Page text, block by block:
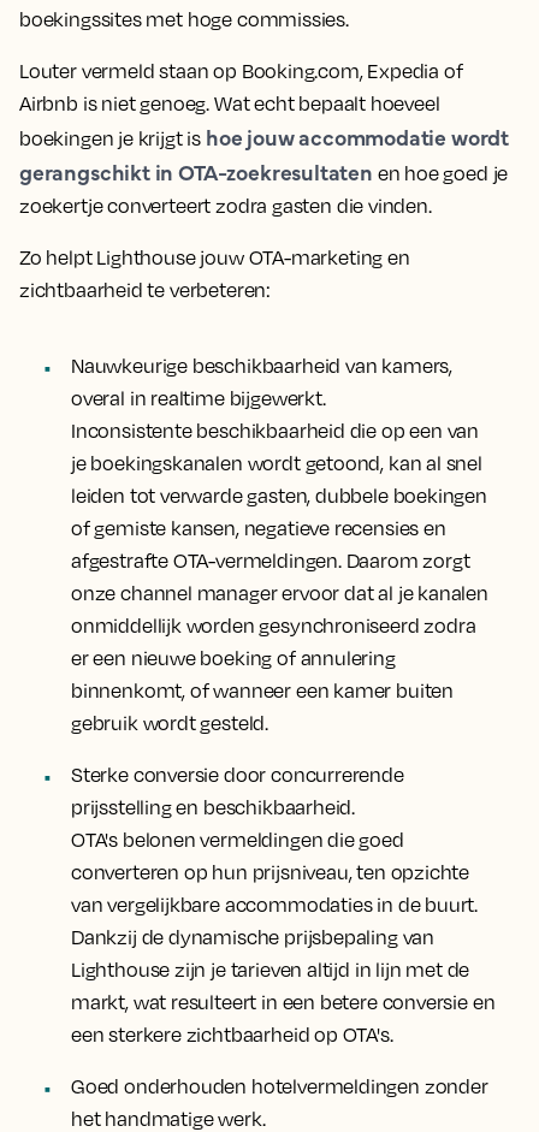
boekingssites met hoge commissies.
Louter vermeld staan op Booking.com, Expedia of
Airbnb is niet genoeg. Wat echt bepaalt hoeveel
boekingen je krijgt is hoe jouw accommodatie wordt
gerangschikt in OTA-zoekresultaten en hoe goed je
zoekertje converteert zodra gasten die vinden.
Zo helpt Lighthouse jouw OTA-marketing en
zichtbaarheid te verbeteren:
Nauwkeurige beschikbaarheid van kamers,
overal in realtime bijgewerkt.
Inconsistente beschikbaarheid die op een van
je boekingskanalen wordt getoond, kan al snel
leiden tot verwarde gasten, dubbele boekingen
of gemiste kansen, negatieve recensies en
afgestrafte OTA-vermeldingen. Daarom zorgt
onze channel manager ervoor dat al je kanalen
onmiddellijk worden gesynchroniseerd zodra
er een nieuwe boeking of annulering
binnenkomt, of wanneer een kamer buiten
gebruik wordt gesteld.
Sterke conversie door concurrerende
prijsstelling en beschikbaarheid.
OTA's belonen vermeldingen die goed
converteren op hun prijsniveau, ten opzichte
van vergelijkbare accommodaties in de buurt.
Dankzij de dynamische prijsbepaling van
Lighthouse zijn je tarieven altijd in lijn met de
markt, wat resulteert in een betere conversie en
een sterkere zichtbaarheid op OTA's.
Goed onderhouden hotelvermeldingen zonder
het handmatige werk.